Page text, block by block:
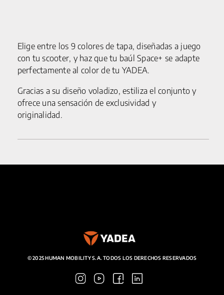
SALA DE PRENSA
CONTACTO
MI CUENTA
Elige entre los 9 colores de tapa, diseñadas a juego
con tu scooter, y haz que tu baúl Space+ se adapte
perfectamente al color de tu YADEA.
Gracias a su diseño voladizo, estiliza el conjunto y
ofrece una sensación de exclusividad y
originalidad.
© 2025 HUMAN MOBILITY S.A. TODOS LOS DERECHOS RESERVADOS